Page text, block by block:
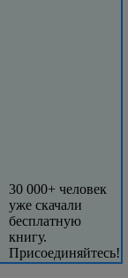
30 000+ человек
уже скачали
бесплатную
книгу.
Присоединяйтесь!